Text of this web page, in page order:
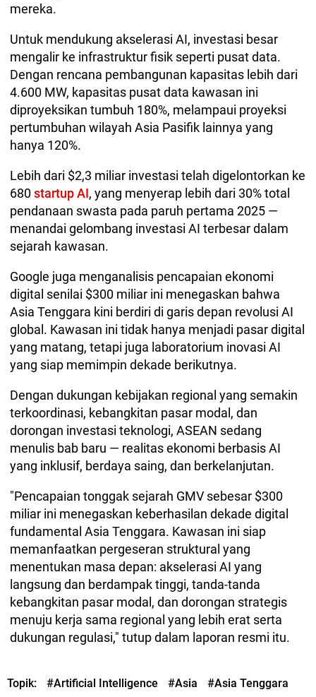
mereka.
Untuk mendukung akselerasi AI, investasi besar
mengalir ke infrastruktur fisik seperti pusat data.
Dengan rencana pembangunan kapasitas lebih dari
4.600 MW, kapasitas pusat data kawasan ini
diproyeksikan tumbuh 180%, melampaui proyeksi
pertumbuhan wilayah Asia Pasifik lainnya yang
hanya 120%.
Lebih dari $2,3 miliar investasi telah digelontorkan ke
680startup AI, yang menyerap lebih dari 30% total
pendanaan swasta pada paruh pertama 2025 —
menandai gelombang investasi AI terbesar dalam
sejarah kawasan.
Google juga menganalisis pencapaian ekonomi
digital senilai $300 miliar ini menegaskan bahwa
Asia Tenggara kini berdiri di garis depan revolusi AI
global. Kawasan ini tidak hanya menjadi pasar digital
yang matang, tetapi juga laboratorium inovasi AI
yang siap memimpin dekade berikutnya.
Dengan dukungan kebijakan regional yang semakin
terkoordinasi, kebangkitan pasar modal, dan
dorongan investasi teknologi, ASEAN sedang
menulis bab baru — realitas ekonomi berbasis AI
yang inklusif, berdaya saing, dan berkelanjutan.
"Pencapaian tonggak sejarah GMV sebesar $300
miliar ini menegaskan keberhasilan dekade digital
fundamental Asia Tenggara. Kawasan ini siap
memanfaatkan pergeseran struktural yang
menentukan masa depan: akselerasi AI yang
langsung dan berdampak tinggi, tanda-tanda
kebangkitan pasar modal, dan dorongan strategis
menuju kerja sama regional yang lebih erat serta
dukungan regulasi," tutup dalam laporan resmi itu.
Topik: #Artificial Intelligence #Asia #Asia Tenggara